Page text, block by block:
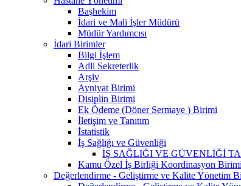
Başhekim
İdari ve Mali İşler Müdürü
Müdür Yardımcısı
İdari Birimler
Bilgi İşlem
Adli Sekreterlik
Arşiv
Ayniyat Birimi
Disiplin Birimi
Ek Ödeme (Döner Sermaye ) Birimi
İletişim ve Tanıtım
İstatistik
İş Sağlığı ve Güvenliği
İŞ SAĞLIĞI VE GÜVENLİĞİ
Kamu Özel İş Birliği Koordinasyon Birimi
Değerlendirme - Geliştirme ve Kalite Yönetim